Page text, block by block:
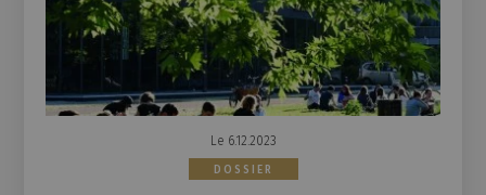
Le 6.12.2023
DOSSIER